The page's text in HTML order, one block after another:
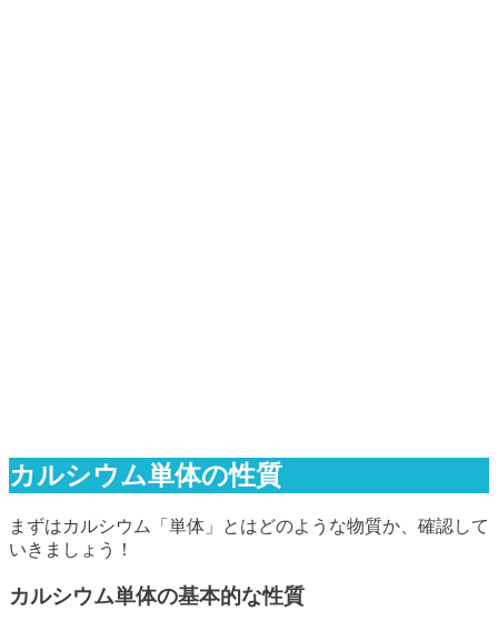
カルシウム単体の性質
まずはカルシウム「単体」とはどのような物質か、確認して
いきましょう！
カルシウム単体の基本的な性質